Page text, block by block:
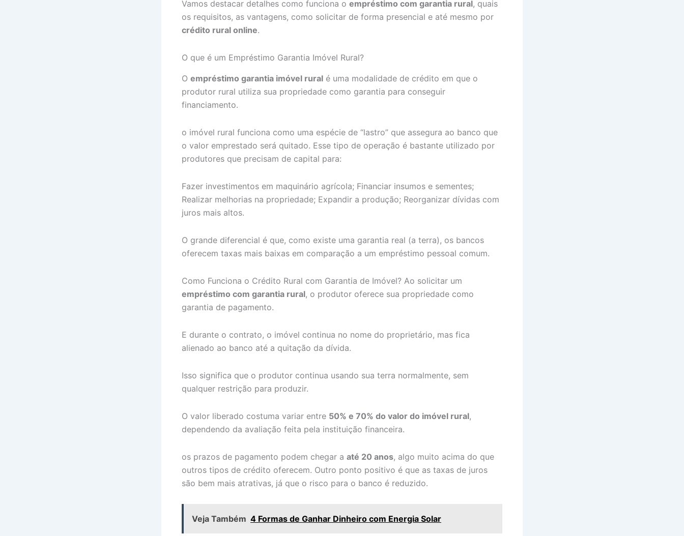
Vamos destacar detalhes como funciona o empréstimo com garantia rural, quais
os requisitos, as vantagens, como solicitar de forma presencial e até mesmo por
crédito rural online.
O que é um Empréstimo Garantia Imóvel Rural?
O empréstimo garantia imóvel rural é uma modalidade de crédito em que o
produtor rural utiliza sua propriedade como garantia para conseguir
financiamento.
o imóvel rural funciona como uma espécie de “lastro” que assegura ao banco que
o valor emprestado será quitado. Esse tipo de operação é bastante utilizado por
produtores que precisam de capital para:
Fazer investimentos em maquinário agrícola; Financiar insumos e sementes;
Realizar melhorias na propriedade; Expandir a produção; Reorganizar dívidas com
juros mais altos.
O grande diferencial é que, como existe uma garantia real (a terra), os bancos
oferecem taxas mais baixas em comparação a um empréstimo pessoal comum.
Como Funciona o Crédito Rural com Garantia de Imóvel? Ao solicitar um
empréstimo com garantia rural, o produtor oferece sua propriedade como
garantia de pagamento.
E durante o contrato, o imóvel continua no nome do proprietário, mas fica
alienado ao banco até a quitação da dívida.
Isso significa que o produtor continua usando sua terra normalmente, sem
qualquer restrição para produzir.
O valor liberado costuma variar entre 50% e 70% do valor do imóvel rural,
dependendo da avaliação feita pela instituição financeira.
os prazos de pagamento podem chegar a até 20 anos, algo muito acima do que
outros tipos de crédito oferecem. Outro ponto positivo é que as taxas de juros
são bem mais atrativas, já que o risco para o banco é reduzido.
Veja Também 4 Formas de Ganhar Dinheiro com Energia Solar